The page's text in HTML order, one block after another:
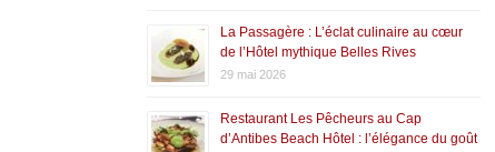
La Passagère : L’éclat culinaire au cœur
de l’Hôtel mythique Belles Rives
29 mai 2026
Restaurant Les Pêcheurs au Cap
d’Antibes Beach Hôtel : l’élégance du goût